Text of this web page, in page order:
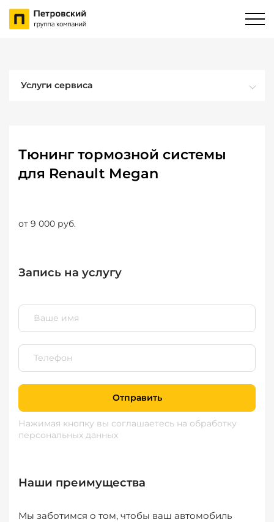
Услуги сервиса
Тюнинг тормозной системы
для Renault Megan
от 9 000 руб.
Запись на услугу
Отправить
Нажимая кнопку вы соглашаетесь на обработку
персональных данных
Наши преимущества
Мы заботимся о том, чтобы ваш автомобиль